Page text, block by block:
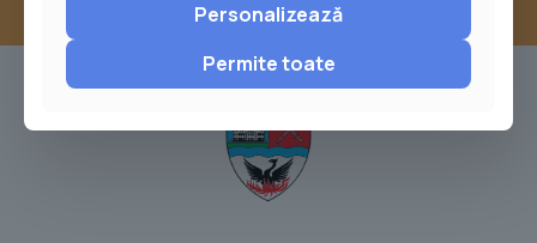
Personalizează
Permite toate